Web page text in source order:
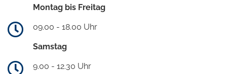
Montag bis Freitag
09.00 - 18.00 Uhr
Samstag
9.00 - 12.30 Uhr